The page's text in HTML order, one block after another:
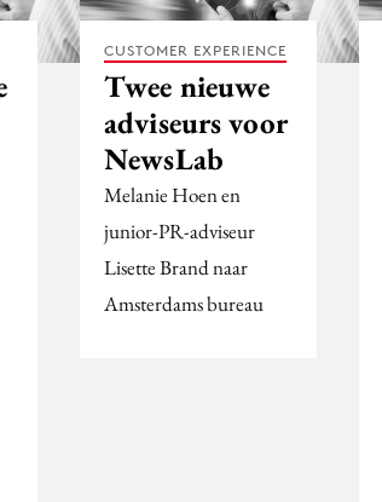
CUSTOMER EXPERIENCE
Twee nieuwe
adviseurs voor
NewsLab
Melanie Hoen en
junior-PR-adviseur
Lisette Brand naar
Amsterdams bureau